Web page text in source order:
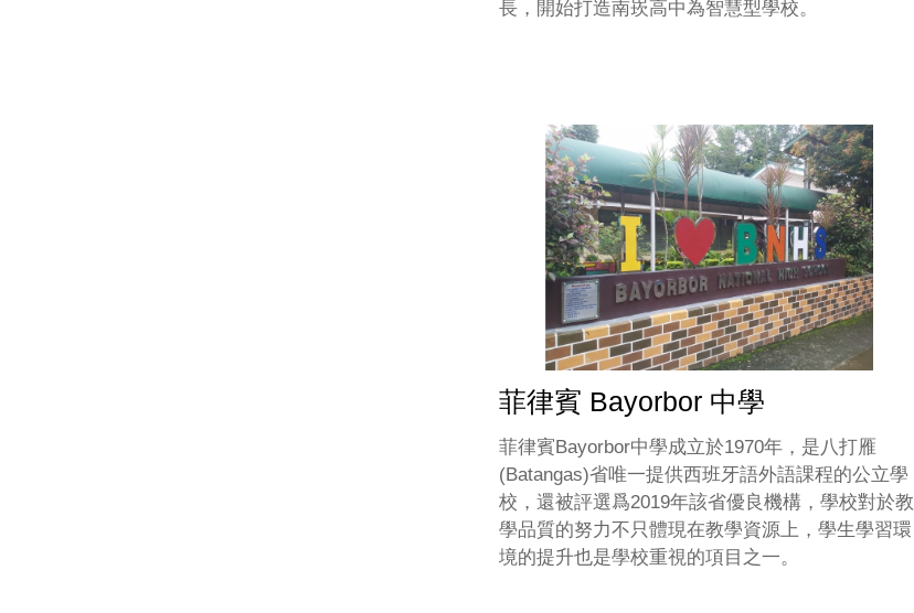
長，開始打造南崁高中為智慧型學校。
菲律賓 Bayorbor 中學
菲律賓Bayorbor中學成立於1970年，是八打雁
(Batangas)省唯一提供西班牙語外語課程的公立學
校，還被評選爲2019年該省優良機構，學校對於教
學品質的努力不只體現在教學資源上，學生學習環
境的提升也是學校重視的項目之一。